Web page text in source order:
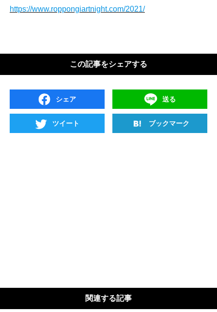
https://www.roppongiartnight.com/2021/
この記事をシェアする
シェア 送る
ツイート ブックマーク
関連する記事